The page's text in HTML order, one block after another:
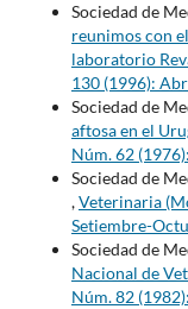
Sociedad de
reunimos con
laboratorio
130 (1996):
Sociedad de
aftosa en el
Núm. 62
Sociedad de
,Veterinaria
Setiembre-
Sociedad de
Nacional de
Núm. 82